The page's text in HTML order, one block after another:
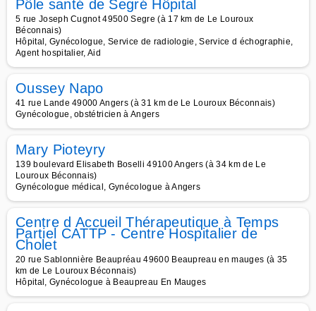
Pôle santé de Segré Hôpital
5 rue Joseph Cugnot 49500 Segre (à 17 km de Le Louroux
Béconnais)
Hôpital, Gynécologue, Service de radiologie, Service d échographie,
Agent hospitalier, Aid
Oussey Napo
41 rue Lande 49000 Angers (à 31 km de Le Louroux Béconnais)
Gynécologue, obstétricien à Angers
Mary Pioteyry
139 boulevard Elisabeth Boselli 49100 Angers (à 34 km de Le
Louroux Béconnais)
Gynécologue médical, Gynécologue à Angers
Centre d Accueil Thérapeutique à Temps
Partiel CATTP - Centre Hospitalier de
Cholet
20 rue Sablonnière Beaupréau 49600 Beaupreau en mauges (à 35
km de Le Louroux Béconnais)
Hôpital, Gynécologue à Beaupreau En Mauges